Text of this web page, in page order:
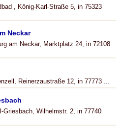
, König-Karl-Straße 5, in 75323
Neckar
am Neckar, Marktplatz 24, in 72108
Reinerzaustraße 12, in 77773 ...
Griesbach, Wilhelmstr. 2, in 77740